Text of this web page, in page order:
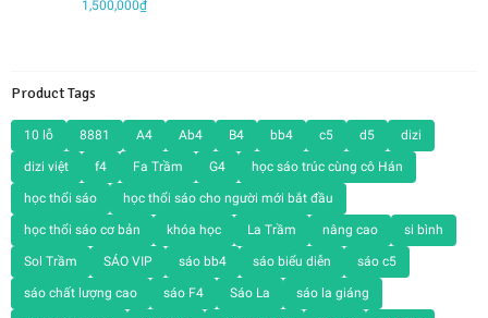
1,500,000₫
Product Tags
10 lỗ 8881 A4 Ab4 B4 bb4 c5 d5 dizi
dizi việt f4 Fa Trầm G4 học sáo trúc cùng cô Hán
học thổi sáo học thổi sáo cho người mới bắt đầu
học thổi sáo cơ bản khóa học La Trầm nâng cao si bình
Sol Trầm SÁO VIP sáo bb4 sáo biểu diễn sáo c5
sáo chất lượng cao sáo F4 Sáo La sáo la giáng